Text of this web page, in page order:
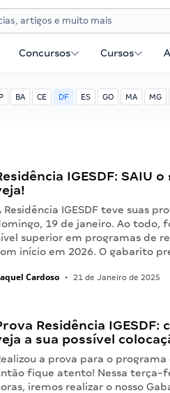
Concursos Cursos
BA CE DF ES GO MA MG
IGESDF: SAIU
Residência IGESDF teve suas
19 de janeiro. Ao todo,
superior em programas de
início em 2026. O gabarito
Cardoso • 21 de Janeiro de 2025
Residência
a sua possível
a prova para o programa
fique atento! Nessa terça-
iremos realizar o nosso